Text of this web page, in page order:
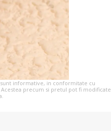
informative, in conformitate cu
precum si pretul pot fi modificate